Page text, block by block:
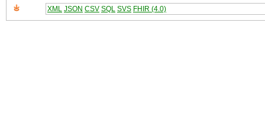
XML JSON CSV SQL SVS FHIR (4.0)